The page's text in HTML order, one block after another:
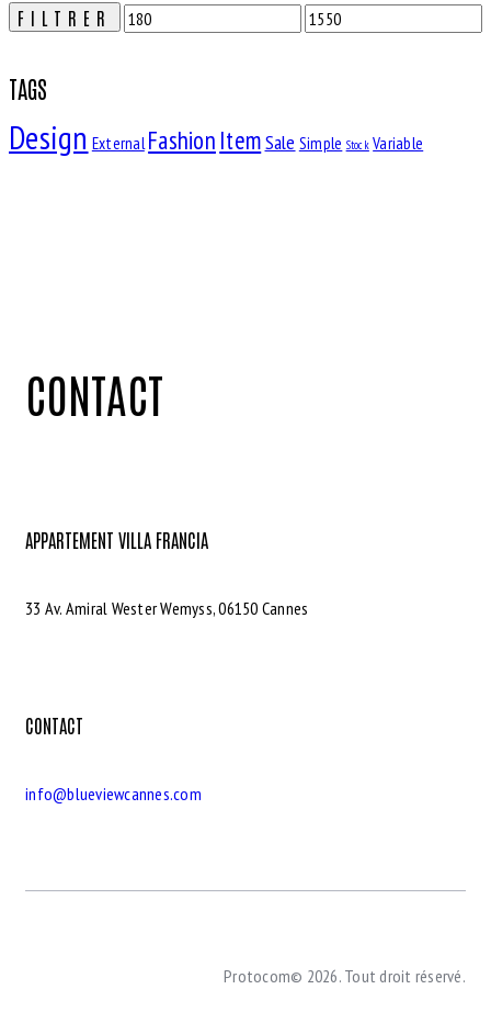
FILTRER
TAGS
Design External Fashion ItemSale Simple Stock Variable
CONTACT
APPARTEMENT VILLA FRANCIA
33 Av. Amiral Wester Wemyss, 06150 Cannes
CONTACT
info@blueviewcannes.com
Protocom© 2026. Tout droit réservé.